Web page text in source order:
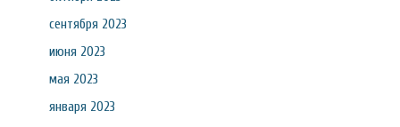
сентября 2023
июня 2023
мая 2023
января 2023